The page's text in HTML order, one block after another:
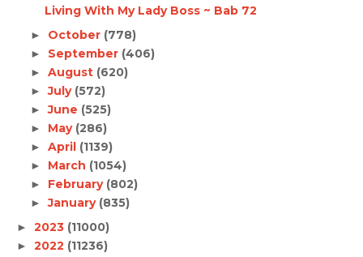
Living With My Lady Boss ~ Bab 72
► October (778)
► September (406)
► August (620)
►July (572)
►June (525)
► May (286)
► April (1139)
► March (1054)
► February (802)
►January (835)
► 2023 (11000)
► 2022 (11236)